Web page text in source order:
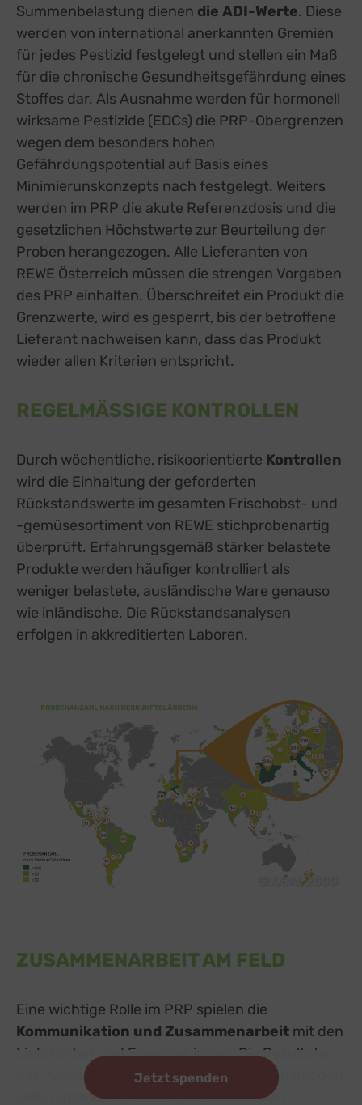
Jetzt spenden
Summenbelastung dienen die ADI-Werte. Diese
werden von international anerkannten Gremien
für jedes Pestizid festgelegt und stellen ein Maß
für die chronische Gesundheitsgefährdung eines
Stoffes dar. Als Ausnahme werden für hormonell
wirksame Pestizide (EDCs) die PRP-Obergrenzen
wegen dem besonders hohen
Gefährdungspotential auf Basis eines
Minimierunskonzepts nach festgelegt. Weiters
werden im PRP die akute Referenzdosis und die
gesetzlichen Höchstwerte zur Beurteilung der
Proben herangezogen. Alle Lieferanten von
REWE Österreich müssen die strengen Vorgaben
des PRP einhalten. Überschreitet ein Produkt die
Grenzwerte, wird es gesperrt, bis der betroffene
Lieferant nachweisen kann, dass das Produkt
wieder allen Kriterien entspricht.
REGELMÄSSIGE KONTROLLEN
Durch wöchentliche, risikoorientierte Kontrollen
wird die Einhaltung der geforderten
Rückstandswerte im gesamten Frischobst- und
-gemüsesortiment von REWE stichprobenartig
überprüft. Erfahrungsgemäß stärker belastete
Produkte werden häufiger kontrolliert als
weniger belastete, ausländische Ware genauso
wie inländische. Die Rückstandsanalysen
erfolgen in akkreditierten Laboren.
GLOBAL 2000
ZUSAMMENARBEIT AM FELD
Eine wichtige Rolle im PRP spielen die
Kommunikation und Zusammenarbeit mit den
Lieferanten undErzeuger:innen. Die Resultate
der Pestizidanalysen werden regelmäßig mit den
en besprochen, und es werden